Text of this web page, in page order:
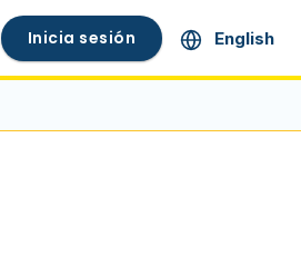
Inicia sesión English